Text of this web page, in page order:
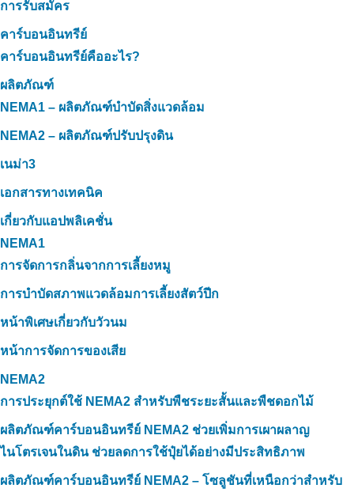
การรับสมัคร
คาร์บอนอินทรีย์
คาร์บอนอินทรีย์คืออะไร?
ผลิตภัณฑ์
NEMA1 – ผลิตภัณฑ์บำบัดสิ่งแวดล้อม
NEMA2 – ผลิตภัณฑ์ปรับปรุงดิน
เนม่า3
เอกสารทางเทคนิค
เกี่ยวกับแอปพลิเคชั่น
NEMA1
การจัดการกลิ่นจากการเลี้ยงหมู
การบำบัดสภาพแวดล้อมการเลี้ยงสัตว์ปีก
หน้าพิเศษเกี่ยวกับวัวนม
หน้าการจัดการของเสีย
NEMA2
การประยุกต์ใช้ NEMA2 สำหรับพืชระยะสั้นและพืชดอกไม้
ผลิตภัณฑ์คาร์บอนอินทรีย์ NEMA2 ช่วยเพิ่มการเผาผลาญ
ไนโตรเจนในดิน ช่วยลดการใช้ปุ๋ยได้อย่างมีประสิทธิภาพ
ผลิตภัณฑ์คาร์บอนอินทรีย์ NEMA2 – โซลูชันที่เหนือกว่าสำหรับ